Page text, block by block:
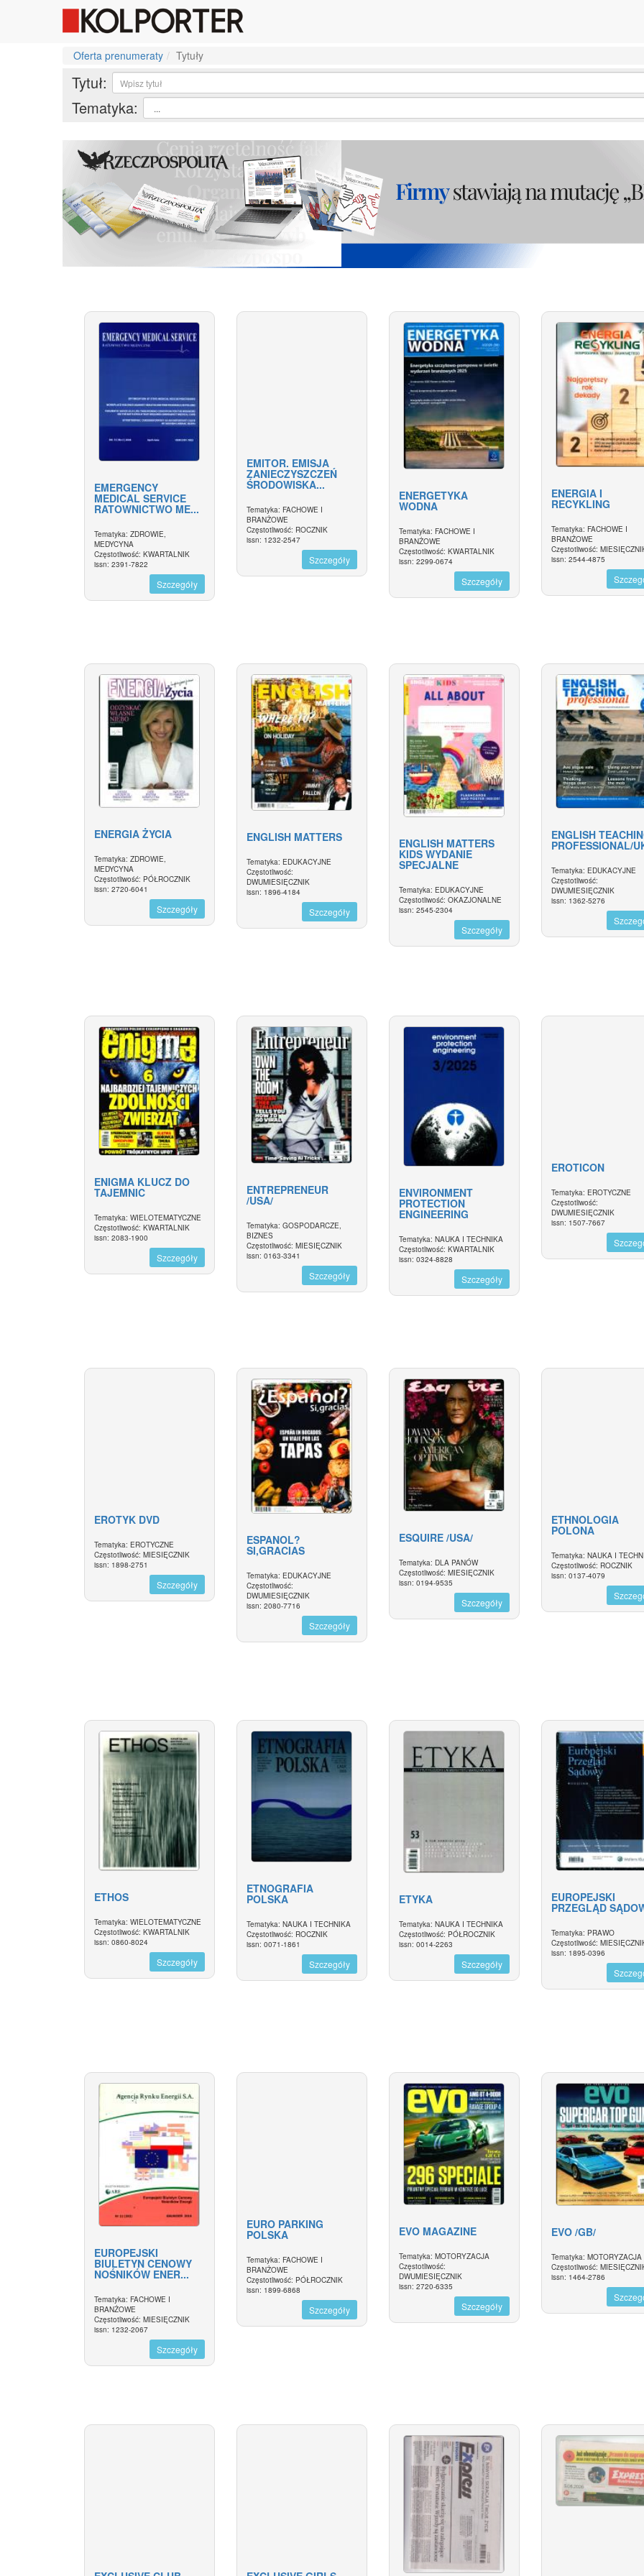
Oferta prenumeraty Tytuły
Tytuł:
Tematyka:
EMERGENCY
MEDICAL SERVICE
RATOWNICTWO ME...
Tematyka: ZDROWIE,
MEDYCYNA
Częstotliwość: KWARTALNIK
issn: 2391-7822
Szczegóły
EMITOR. EMISJA
ZANIECZYSZCZEŃ
ŚRODOWISKA...
Tematyka: FACHOWE I
BRANŻOWE
Częstotliwość: ROCZNIK
issn: 1232-2547
Szczegóły
ENERGETYKA
WODNA
Tematyka: FACHOWE I
BRANŻOWE
Częstotliwość: KWARTALNIK
issn: 2299-0674
Szczegóły
ENERGIA I
RECYKLING
Tematyka: FACHOWE I
BRANŻOWE
Częstotliwość:
issn: 2544-4875
ENERGIA ŻYCIA
Tematyka: ZDROWIE,
MEDYCYNA
Częstotliwość: PÓŁROCZNIK
issn: 2720-6041
Szczegóły
ENGLISH MATTERS
Tematyka: EDUKACYJNE
Częstotliwość:
DWUMIESIĘCZNIK
issn: 1896-4184
Szczegóły
ENGLISH MATTERS
KIDS WYDANIE
SPECJALNE
Tematyka: EDUKACYJNE
Częstotliwość: OKAZJONALNE
issn: 2545-2304
Szczegóły
ENGLISH
PROFESSIONAL/
Tematyka: EDUKACYJNE
Częstotliwość:
DWUMIESIĘCZNIK
issn: 1362-5276
ENIGMA KLUCZ DO
TAJEMNIC
Tematyka: WIELOTEMATYCZNE
Częstotliwość: KWARTALNIK
issn: 2083-1900
Szczegóły
ENTREPRENEUR
/USA/
Tematyka: GOSPODARCZE,
BIZNES
Częstotliwość: MIESIĘCZNIK
issn: 0163-3341
Szczegóły
ENVIRONMENT
PROTECTION
ENGINEERING
Tematyka: NAUKA I TECHNIKA
Częstotliwość: KWARTALNIK
issn: 0324-8828
Szczegóły
EROTICON
Tematyka: EROTYCZNE
Częstotliwość:
DWUMIESIĘCZNIK
issn: 1507-7667
EROTYK DVD
Tematyka: EROTYCZNE
Częstotliwość: MIESIĘCZNIK
issn: 1898-2751
Szczegóły
ESPANOL?
SI,GRACIAS
Tematyka: EDUKACYJNE
Częstotliwość:
DWUMIESIĘCZNIK
issn: 2080-7716
Szczegóły
ESQUIRE /USA/
Tematyka: DLA PANÓW
Częstotliwość: MIESIĘCZNIK
issn: 0194-9535
Szczegóły
ETHNOLOGIA
POLONA
Tematyka: NAUKA I
Częstotliwość: ROCZNIK
issn: 0137-4079
ETHOS
Tematyka: WIELOTEMATYCZNE
Częstotliwość: KWARTALNIK
issn: 0860-8024
Szczegóły
ETNOGRAFIA
POLSKA
Tematyka: NAUKA I TECHNIKA
Częstotliwość: ROCZNIK
issn: 0071-1861
Szczegóły
ETYKA
Tematyka: NAUKA I TECHNIKA
Częstotliwość: PÓŁROCZNIK
issn: 0014-2263
Szczegóły
EUROPEJSKI
PRZEGLĄD
Tematyka: PRAWO
Częstotliwość:
issn: 1895-0396
EUROPEJSKI
BIULETYN CENOWY
NOŚNIKÓW ENER...
Tematyka: FACHOWE I
BRANŻOWE
Częstotliwość: MIESIĘCZNIK
issn: 1232-2067
Szczegóły
EURO PARKING
POLSKA
Tematyka: FACHOWE I
BRANŻOWE
Częstotliwość: PÓŁROCZNIK
issn: 1899-6868
Szczegóły
EVO MAGAZINE
Tematyka: MOTORYZACJA
Częstotliwość:
DWUMIESIĘCZNIK
issn: 2720-6335
Szczegóły
EVO /GB/
Tematyka: MOTORYZACJA
Częstotliwość:
issn: 1464-2786